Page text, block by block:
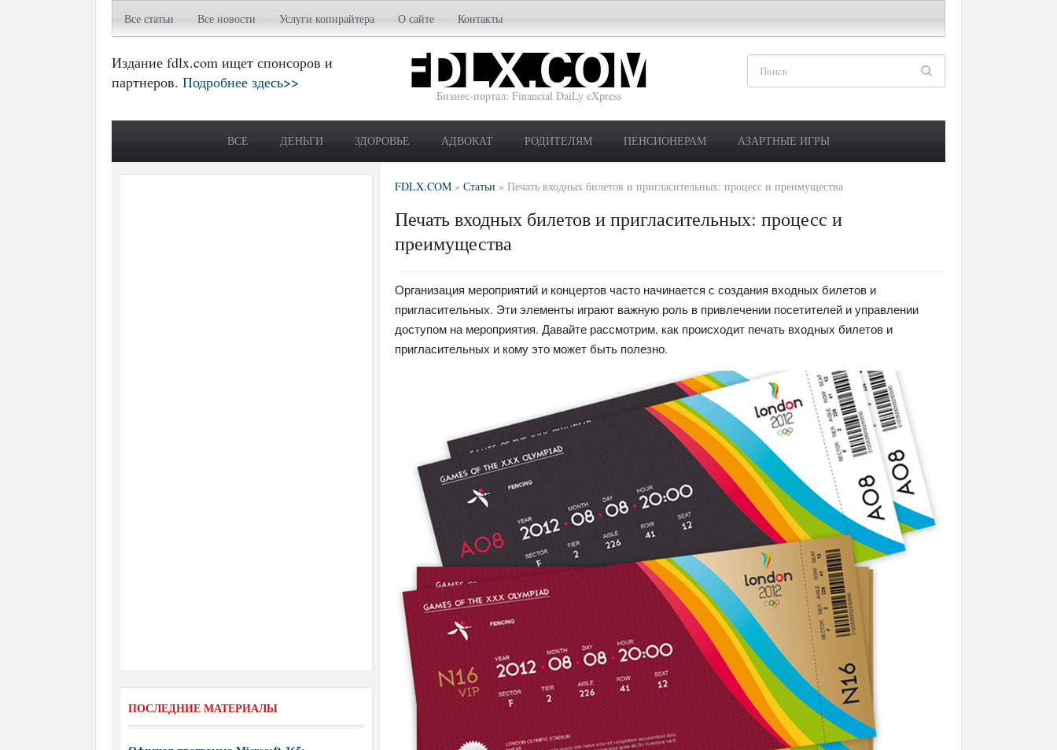
Все статьи Все новости Услуги копирайтера О сайте Контакты
Издание fdlx.com ищет спонсоров и
партнеров. Подробнее здесь>>
Бизнес-портал: Financial DaiLy eXpress
ВСЕ ДЕНЬГИ ЗДОРОВЬЕ АДВОКАТ РОДИТЕЛЯМ ПЕНСИОНЕРАМ АЗАРТНЫЕ ИГРЫ
FDLX.COM » Статьи » Печать входных билетов и пригласительных: процесс и преимущества
Печать входных билетов и пригласительных: процесс и
преимущества
Организация мероприятий и концертов часто начинается с создания входных билетов и
пригласительных. Эти элементы играют важную роль в привлечении посетителей и управлении
доступом на мероприятия. Давайте рассмотрим, как происходит печать входных билетов и
пригласительных и кому это может быть полезно.
ПОСЛЕДНИЕ МАТЕРИАЛЫ